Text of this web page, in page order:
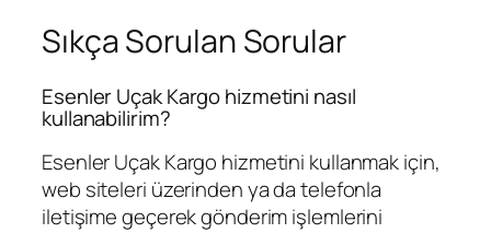
Sıkça Sorulan Sorular
Esenler Uçak Kargo hizmetini nasıl
kullanabilirim?
Esenler Uçak Kargo hizmetini kullanmak için,
web siteleri üzerinden ya da telefonla
iletişime geçerek gönderim işlemlerini